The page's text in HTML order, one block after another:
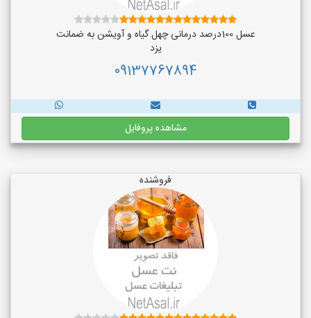
عسل 100درصد درمانی چهل گیاه و آویشن به ضمانت
یزد
09137767894
مشاهده پروفایل
فروشنده